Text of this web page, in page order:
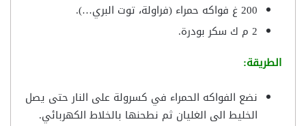
200 غ فواكه حمراء (فراولة، توت البري…).
2 م ك سكر بودرة.
الطريقة:
نضع الفواكه الحمراء في كسرولة على النار حتى يصل
الخليط الى الغليان ثم نطحنها بالخلاط الكهربائي.